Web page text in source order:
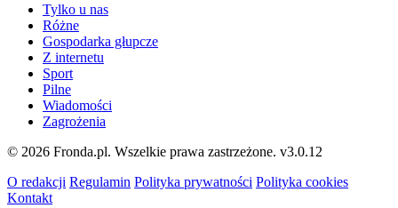
Tylko u nas
Różne
Gospodarka głupcze
Z internetu
Sport
Pilne
Wiadomości
Zagrożenia
© 2026 Fronda.pl. Wszelkie prawa zastrzeżone. v3.0.12
O redakcji Regulamin Polityka prywatności Polityka cookies
Kontakt